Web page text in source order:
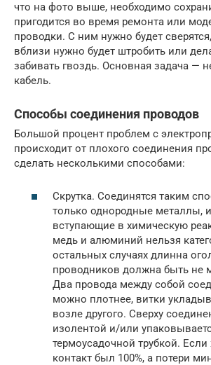
что на фото выше, необходимо
пригодится во время ремонта или
проводки. С ним нужно будет
вблизи нужно будет штробить или
забивать гвоздь. Основная задача —
кабель.
Способы соединения проводов
Большой процент проблем с
происходит от плохого соединения
сделать несколькими способами:
Скрутка. Соединятся таким
только однородные металлы,
вступающие в химическую
медь и алюминий нельзя
остальных случаях длинна
проводников должна быть не
Два провода между собой
можно плотнее, витки
возле другого. Сверху
изолентой и/или
термоусадочной трубкой. Если
контакт был 100%, а потери